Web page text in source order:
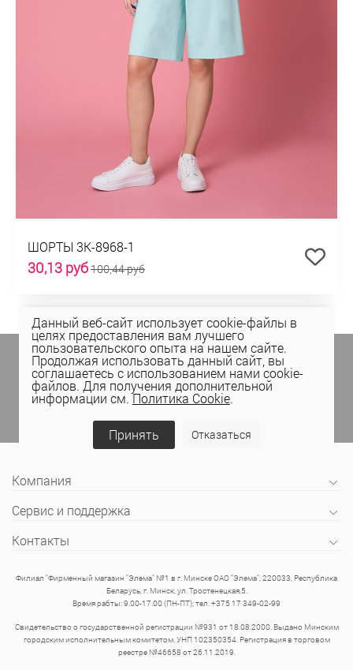
ШОРТЫ 3К-8968-1
30,13 руб100,44 руб
Подпишитесь на спецпредложенияв личном
кабинете Elema(email, viber) или
присоединяйтесь к нам в социальных сетях.
Компания
Сервис и поддержка
Контакты
Филиал "Фирменный магазин "Элема" №1 в г. Минске ОАО "Элема", 220033, Республика
Беларусь, г. Минск, ул. Тростенецкая,5.
Время рабты: 9.00-17.00 (ПН-ПТ); тел. +375 17 349-02-99
Свидетельство о государственной регистрации №931 от 18.08.2000. Выдано Минским
городским исполнительным комитетом. УНП 102350354. Регистрация в торговом
реестре №46658 от 26.11.2019.
Данный веб-сайт использует cookie-файлы в
целях предоставления вам лучшего
пользовательского опыта на нашем сайте.
Продолжая использовать данный сайт, вы
соглашаетесь с использованием нами cookie-
файлов. Для получения дополнительной
информации см.Политика Cookie.
Принять Отказаться